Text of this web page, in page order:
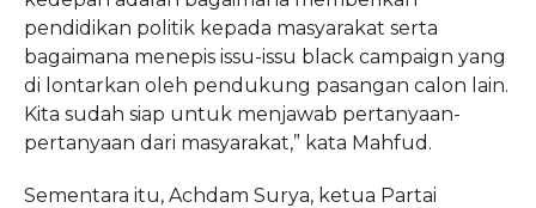
pendidikan politik kepada masyarakat serta
bagaimana menepis issu-issu black campaign yang
di lontarkan oleh pendukung pasangan calon lain.
Kita sudah siap untuk menjawab pertanyaan-
pertanyaan dari masyarakat,” kata Mahfud.
Sementara itu, Achdam Surya, ketua Partai